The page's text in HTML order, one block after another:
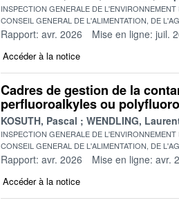
INSPECTION GENERALE DE
CONSEIL GENERAL DE L'ALIMENTATION, DE
Rapport: avr. 2026 Mise en ligne: juil.
Accéder à la notice
Cadres de gestion de la
perfluoroalkyles ou
KOSUTH, Pascal WENDLING,
INSPECTION GENERALE DE
CONSEIL GENERAL DE L'ALIMENTATION, DE
Rapport: avr. 2026 Mise en ligne: avr.
Accéder à la notice